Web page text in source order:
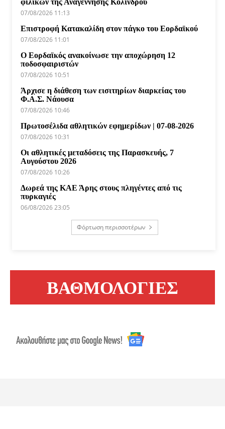
07/08/2026 11:13
Επιστροφή Κατακαλίδη στον πάγκο του Εορδαϊκού
07/08/2026 11:01
Ο Εορδαϊκός ανακοίνωσε την αποχώρηση 12
ποδοσφαιριστών
07/08/2026 10:51
Άρχισε η διάθεση των εισιτηρίων διαρκείας του
Φ.Α.Σ. Νάουσα
07/08/2026 10:46
Πρωτοσέλιδα αθλητικών εφημερίδων | 07-08-2026
07/08/2026 10:31
Οι αθλητικές μεταδόσεις της Παρασκευής, 7
Αυγούστου 2026
07/08/2026 10:26
Δωρεά της ΚΑΕ Άρης στους πληγέντες από τις
πυρκαγιές
06/08/2026 23:05
Φόρτωση περισσοτέρων
ΒΑΘΜΟΛΟΓΙΕΣ